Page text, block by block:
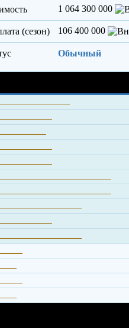
1 064 300 000
(сезон) 106 400 000
Обычный